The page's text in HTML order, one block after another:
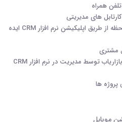
های مدیریتی
ثبت اطلاعات مشتری در لحظه از طریق اپلیکیشن نرم افزار CRM ایده
مشتری
مشاهده موقعیت مکانی بازاریاب توسط مدیریت در نرم افزار CRM
ها